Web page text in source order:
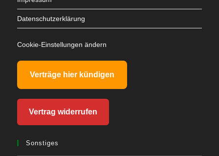
Datenschutzerklärung
Cookie-Einstellungen ändern
Verträge hier kündigen
Vertrag widerrufen
Sonstiges